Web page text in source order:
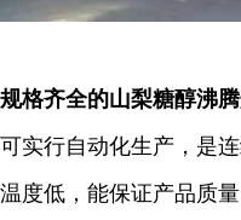
规格齐全的山梨糖醇沸
可实行自动化生产，是
温度低，能保证产品质